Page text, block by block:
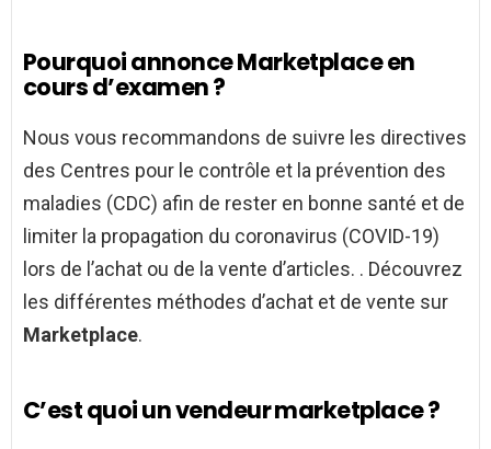
Pourquoi annonce Marketplace en
cours d’examen ?
Nous vous recommandons de suivre les directives
des Centres pour le contrôle et la prévention des
maladies (CDC) afin de rester en bonne santé et de
limiter la propagation du coronavirus (COVID-19)
lors de l’achat ou de la vente d’articles. . Découvrez
les différentes méthodes d’achat et de vente sur
Marketplace.
C’est quoi un vendeur marketplace ?